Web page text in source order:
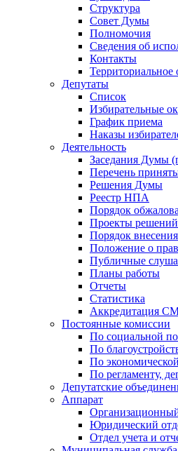
Структура
Совет Думы
Полномочия
Сведения об
Контакты
Территориальное
Депутаты
Список
Избирательные
График приема
Наказы
Деятельность
Заседания Думы
Перечень
Решения Думы
Реестр НПА
Порядок
Проекты
Порядок
Положение о
Публичные
Планы работы
Отчеты
Статистика
Аккредитация
Постоянные комиссии
По социальной
По
По
По регламенту,
Депутатские
Аппарат
Юридический
Отдел учета и